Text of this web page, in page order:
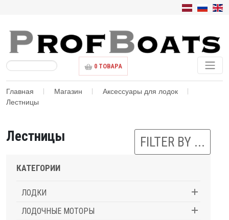
0 ТОВАРА
Главная Магазин
Аксессуары для лодок
Лестницы
Лестницы FILTER BY ...
КАТЕГОРИИ
ЛОДКИ
ЛОДОЧНЫЕ МОТОРЫ